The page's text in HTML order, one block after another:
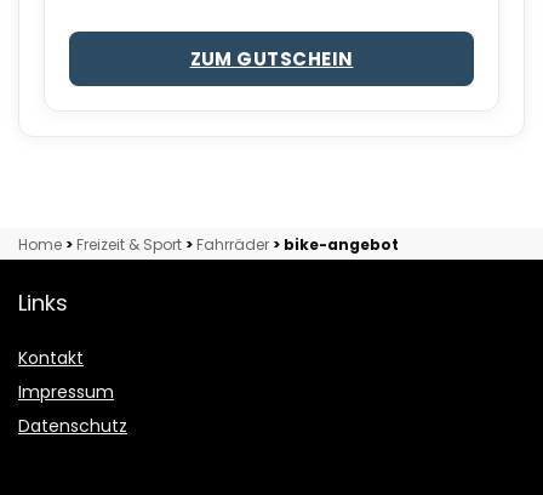
ZUM GUTSCHEIN
Home > Freizeit & Sport > Fahrräder > bike-angebot
Links
Kontakt
Impressum
Datenschutz